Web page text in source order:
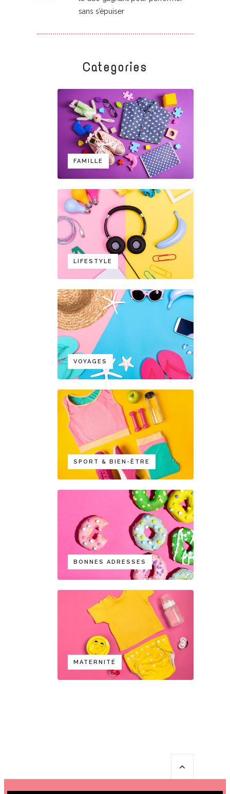
sans s’épuiser
Categories
FAMILLE
LIFESTYLE
VOYAGES
SPORT & BIEN-ÊTRE
BONNES ADRESSES
MATERNITÉ